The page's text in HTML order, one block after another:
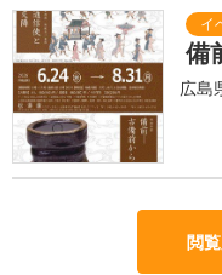
備
広島
閲